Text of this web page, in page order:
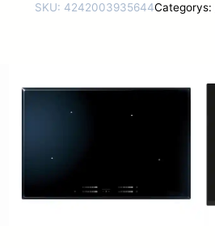
SKU: 4242003935644Categorys: